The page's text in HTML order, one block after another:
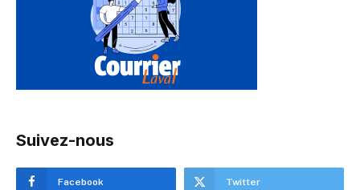
Suivez-nous
Facebook Twitter